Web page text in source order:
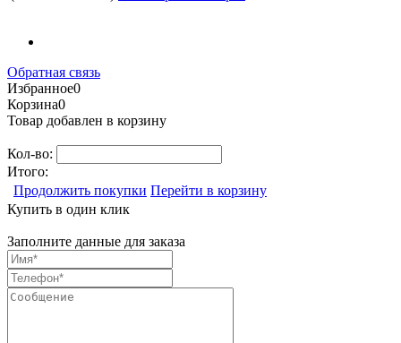
Обратная связь
Избранное0
Корзина0
Товар добавлен в корзину
Кол-во:
Итого:
Продолжить покупки Перейти в корзину
Купить в один клик
Заполните данные для заказа